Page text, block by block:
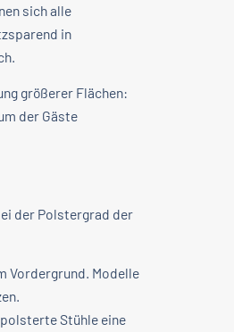
sich alle
in
größerer Flächen:
der Gäste
der Polstergrad der
Vordergrund. Modelle
Stühle eine